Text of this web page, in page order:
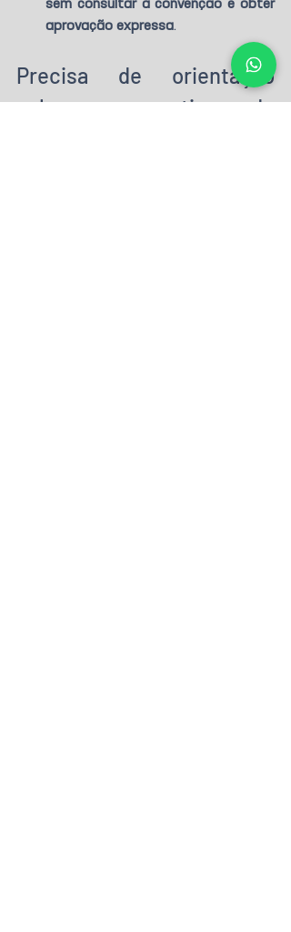
sem consultar a convenção e obter
aprovação expressa.
Precisa de orientação
sobre esse tipo de